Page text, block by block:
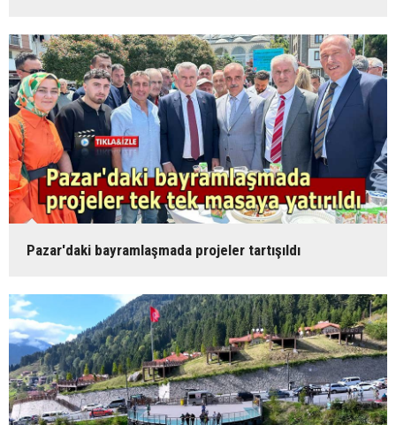
Pazar'daki bayramlaşmada projeler tartışıldı